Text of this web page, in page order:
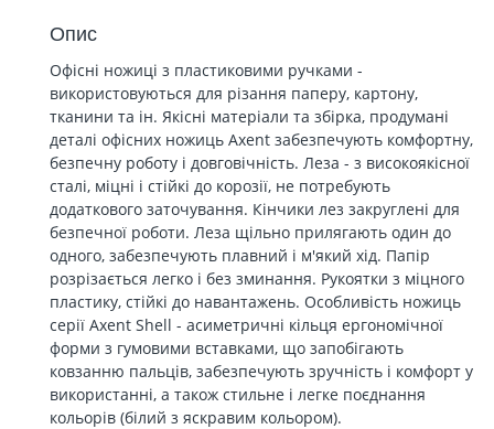
Опис
Офісні ножиці з пластиковими ручками -
використовуються для різання паперу, картону,
тканини та ін. Якісні матеріали та збірка, продумані
деталі офісних ножиць Axent забезпечують комфортну,
безпечну роботу і довговічність. Леза - з високоякісної
сталі, міцні і стійкі до корозії, не потребують
додаткового заточування. Кінчики лез закруглені для
безпечної роботи. Леза щільно прилягають один до
одного, забезпечують плавний і м'який хід. Папір
розрізається легко і без зминання. Рукоятки з міцного
пластику, стійкі до навантажень. Особливість ножиць
серії Axent Shell - асиметричні кільця ергономічної
форми з гумовими вставками, що запобігають
ковзанню пальців, забезпечують зручність і комфорт у
використанні, а також стильне і легке поєднання
кольорів (білий з яскравим кольором).